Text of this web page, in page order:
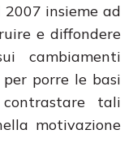
insieme ad
e diffondere
cambiamenti
porre le basi
tali
motivazione